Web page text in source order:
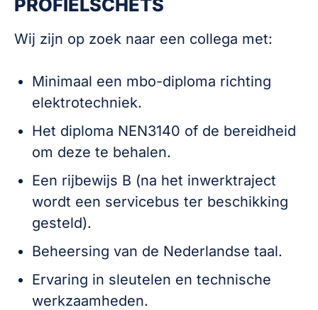
Wij zijn op zoek naar een collega met:
Minimaal een mbo-diploma richting
elektrotechniek.
Het diploma NEN3140 of de bereidheid
om deze te behalen.
Een rijbewijs B (na het inwerktraject
wordt een servicebus ter beschikking
gesteld).
Beheersing van de Nederlandse taal.
Ervaring in sleutelen en technische
werkzaamheden.